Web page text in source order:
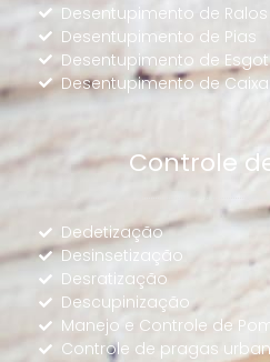
Desentupimento de Ralos
Desentupimento de Pias
Desentupimento de
Desentupimento de
Controle
Dedetização
Desinsetização
Desratização
Descupinização
Manejo e Controle de
Controle de pragas